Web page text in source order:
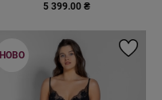
5 399.00 ₴
НОВО